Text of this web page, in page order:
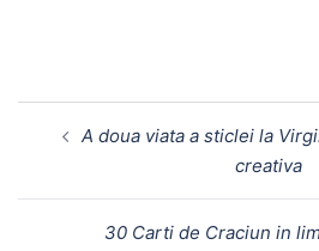
A doua viata a sticlei la
creativa
30 Carti de Craciun in